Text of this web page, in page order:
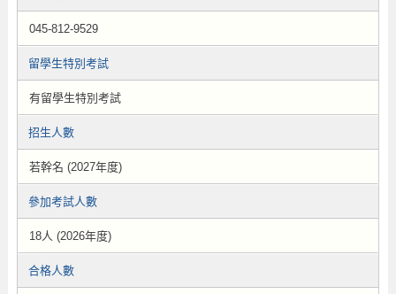
045-812-9529
留學生特別考試
有留學生特別考試
招生人數
若幹名 (2027年度)
參加考試人數
18人 (2026年度)
合格人數